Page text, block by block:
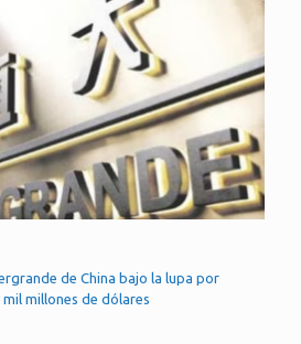
de China bajo la lupa por
millones de dólares